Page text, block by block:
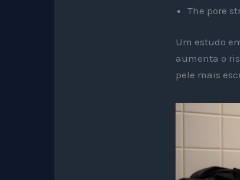
The pore
Um estudo
aumenta o
pele mais